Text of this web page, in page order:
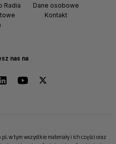
nas na
Radia
Dane osobowe
Kontakt
w tym wszystkie materiały i ich części oraz